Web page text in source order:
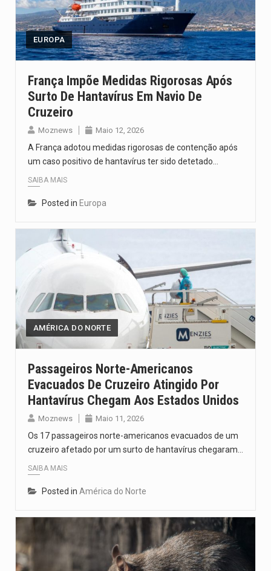
O pagamento marca o desfecho de um dos processos mais…
O programa, cuja implementação está prevista entre abril de 2026…
EUROPA
França Impõe Medidas Rigorosas Após
Surto De Hantavírus Em Navio De
Cruzeiro
Moznews Maio 12, 2026
A França adotou medidas rigorosas de contenção após
um caso positivo de hantavírus ter sido detetado…
SAIBA MAIS
Posted in Europa
AMÉRICA DO NORTE
Passageiros Norte-Americanos
Evacuados De Cruzeiro Atingido Por
Hantavírus Chegam Aos Estados Unidos
Moznews Maio 11, 2026
Os 17 passageiros norte-americanos evacuados de um
cruzeiro afetado por um surto de hantavírus chegaram…
SAIBA MAIS
Posted in América do Norte